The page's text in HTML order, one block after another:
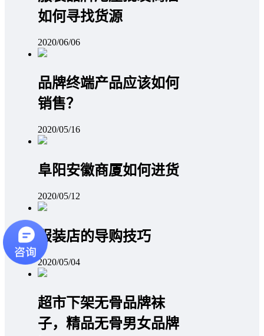
如何寻找货源
2020/06/06
品牌终端产品应该如何
销售？
2020/05/16
阜阳安徽商厦如何进货
2020/05/12
服装店的导购技巧
2020/05/04
超市下架无骨品牌袜
子，精品无骨男女品牌